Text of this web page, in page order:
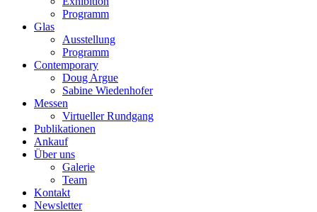
Programm
Glas
Ausstellung
Programm
Contemporary
Doug Argue
Sabine Wiedenhofer
Messen
Virtueller Rundgang
Publikationen
Ankauf
Über uns
Galerie
Team
Kontakt
Newsletter